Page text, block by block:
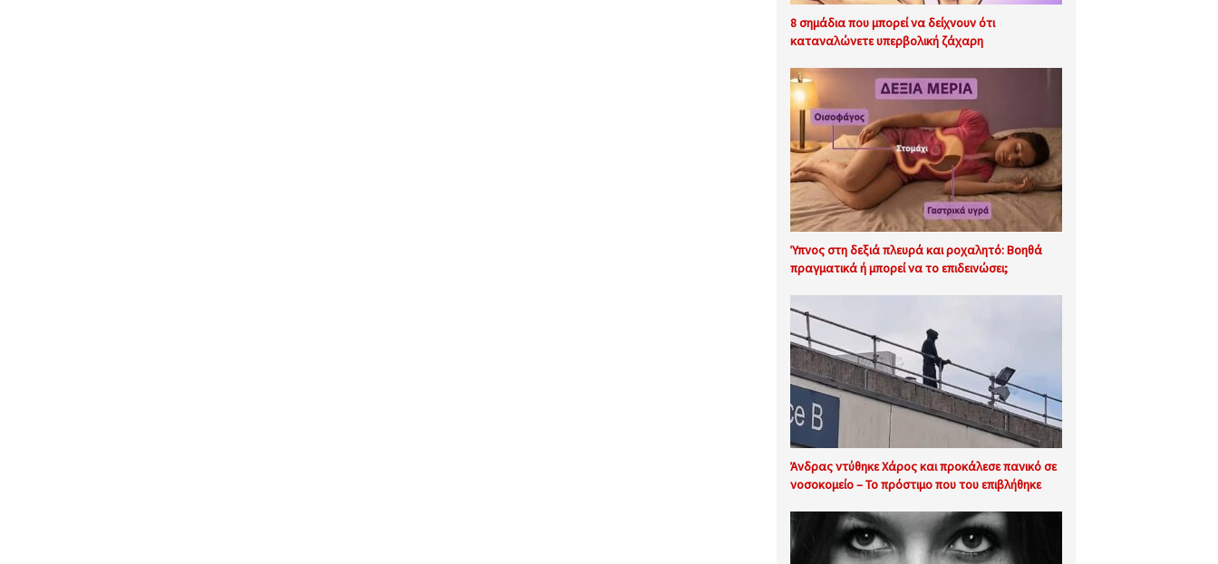
8 σημάδια που μπορεί να δείχνουν ότι
καταναλώνετε υπερβολική ζάχαρη
Ύπνος στη δεξιά πλευρά και ροχαλητό: Βοηθά
πραγματικά ή μπορεί να το επιδεινώσει;
Άνδρας ντύθηκε Χάρος και προκάλεσε πανικό σε
νοσοκομείο – Το πρόστιμο που του επιβλήθηκε